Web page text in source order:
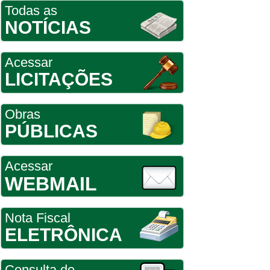
Todas as
NOTÍCIAS
Acessar
LICITAÇÕES
Obras
PÚBLICAS
Acessar
WEBMAIL
Nota Fiscal
ELETRÔNICA